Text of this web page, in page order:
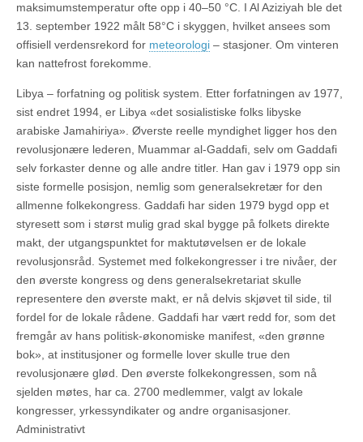
maksimumstemperatur ofte opp i 40–50 °C. I Al Aziziyah ble det
13. september 1922 målt 58°C i skyggen, hvilket ansees som
offisiell verdensrekord for meteorologi – stasjoner. Om vinteren
kan nattefrost forekomme.
Libya – forfatning og politisk system. Etter forfatningen av 1977,
sist endret 1994, er Libya «det sosialistiske folks libyske
arabiske Jamahiriya». Øverste reelle myndighet ligger hos den
revolusjonære lederen, Muammar al-Gaddafi, selv om Gaddafi
selv forkaster denne og alle andre titler. Han gav i 1979 opp sin
siste formelle posisjon, nemlig som generalsekretær for den
allmenne folkekongress. Gaddafi har siden 1979 bygd opp et
styresett som i størst mulig grad skal bygge på folkets direkte
makt, der utgangspunktet for maktutøvelsen er de lokale
revolusjonsråd. Systemet med folkekongresser i tre nivåer, der
den øverste kongress og dens generalsekretariat skulle
representere den øverste makt, er nå delvis skjøvet til side, til
fordel for de lokale rådene. Gaddafi har vært redd for, som det
fremgår av hans politisk-økonomiske manifest, «den grønne
bok», at institusjoner og formelle lover skulle true den
revolusjonære glød. Den øverste folkekongressen, som nå
sjelden møtes, har ca. 2700 medlemmer, valgt av lokale
kongresser, yrkessyndikater og andre organisasjoner.
Administrativt